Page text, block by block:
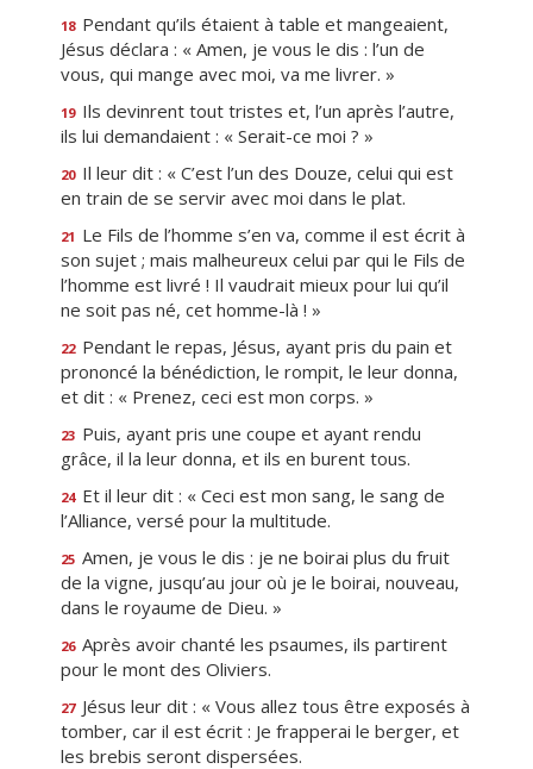
18 Pendant qu’ils étaient à table et mangeaient,
Jésus déclara : « Amen, je vous le dis : l’un de
vous, qui mange avec moi, va me livrer. »
19 Ils devinrent tout tristes et, l’un après l’autre,
ils lui demandaient : « Serait-ce moi ? »
20 Il leur dit : « C’est l’un des Douze, celui qui est
en train de se servir avec moi dans le plat.
21 Le Fils de l’homme s’en va, comme il est écrit à
son sujet ; mais malheureux celui par qui le Fils de
l’homme est livré ! Il vaudrait mieux pour lui qu’il
ne soit pas né, cet homme-là ! »
22 Pendant le repas, Jésus, ayant pris du pain et
prononcé la bénédiction, le rompit, le leur donna,
et dit : « Prenez, ceci est mon corps. »
23 Puis, ayant pris une coupe et ayant rendu
grâce, il la leur donna, et ils en burent tous.
24 Et il leur dit : « Ceci est mon sang, le sang de
l’Alliance, versé pour la multitude.
25 Amen, je vous le dis : je ne boirai plus du fruit
de la vigne, jusqu’au jour où je le boirai, nouveau,
dans le royaume de Dieu. »
26 Après avoir chanté les psaumes, ils partirent
pour le mont des Oliviers.
27 Jésus leur dit : « Vous allez tous être exposés à
tomber, car il est écrit : Je frapperai le berger, et
les brebis seront dispersées.